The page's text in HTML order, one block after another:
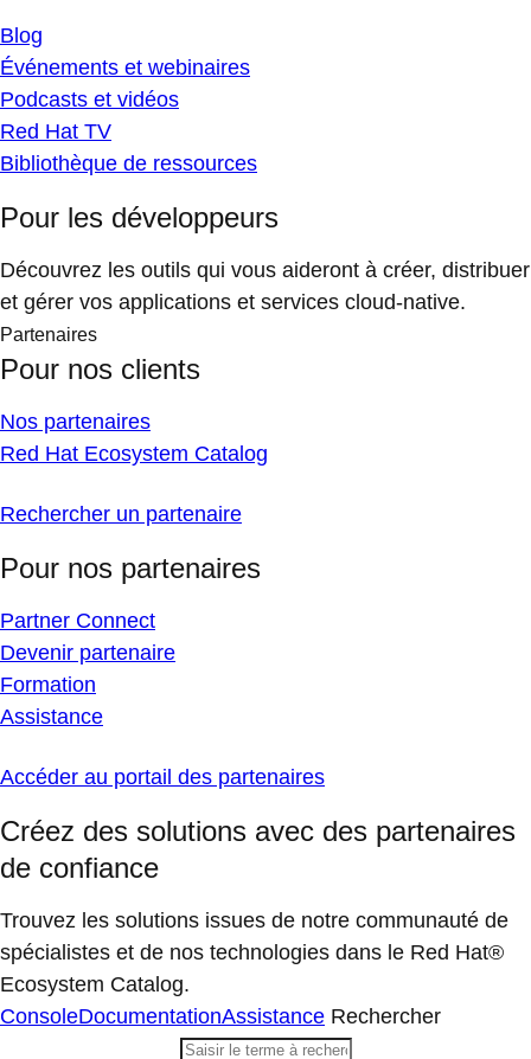
Blog
Événements et webinaires
Podcasts et vidéos
Red Hat TV
Bibliothèque de ressources
Pour les développeurs
Découvrez les outils qui vous aideront à créer, distribuer
et gérer vos applications et services cloud-native.
Partenaires
Pour nos clients
Nos partenaires
Red Hat Ecosystem Catalog
Rechercher un partenaire
Pour nos partenaires
Partner Connect
Devenir partenaire
Formation
Assistance
Accéder au portail des partenaires
Créez des solutions avec des partenaires
de confiance
Trouvez les solutions issues de notre communauté de
spécialistes et de nos technologies dans le Red Hat®
Ecosystem Catalog.
ConsoleDocumentationAssistance Rechercher